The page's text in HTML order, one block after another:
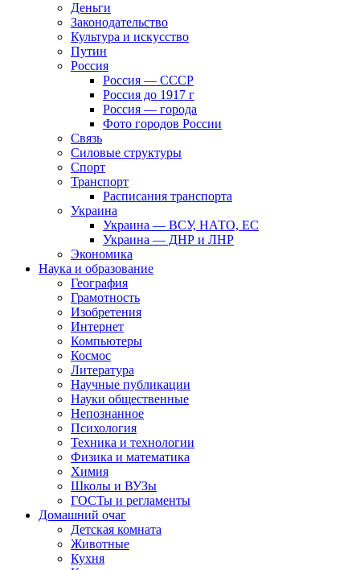
Деньги
Законодательство
Культура и искусство
Путин
Россия
Россия — СССР
Россия до 1917 г
Россия — города
Фото городов России
Связь
Силовые структуры
Спорт
Транспорт
Расписания транспорта
Украина
Украина — ВСУ, НАТО, ЕС
Украина — ДНР и ЛНР
Экономика
Наука и образование
География
Грамотность
Изобретения
Интернет
Компьютеры
Космос
Литература
Научные публикации
Науки общественные
Непознанное
Психология
Техника и технологии
Физика и математика
Химия
Школы и ВУЗы
ГОСТы и регламенты
Домашний очаг
Детская комната
Животные
Кухня